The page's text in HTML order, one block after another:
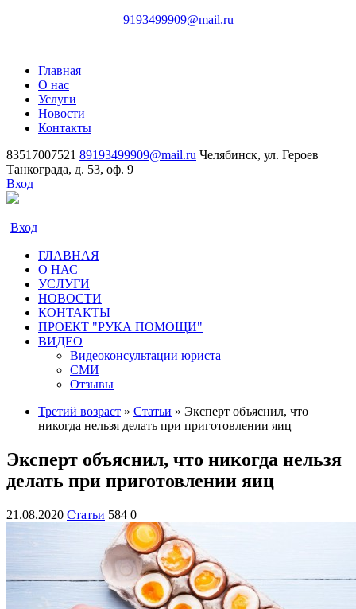
9193499909@mail.ru
Главная
О нас
Услуги
Новости
Контакты
83517007521 89193499909@mail.ru Челябинск, ул. Героев
Танкограда, д. 53, оф. 9
Вход
Вход
ГЛАВНАЯ
О НАС
УСЛУГИ
НОВОСТИ
КОНТАКТЫ
ПРОЕКТ "РУКА ПОМОЩИ"
ВИДЕО
Видеоконсультации юриста
СМИ
Отзывы
Третий возраст » Статьи » Эксперт объяснил, что
никогда нельзя делать при приготовлении яиц
Эксперт объяснил, что никогда нельзя
делать при приготовлении яиц
21.08.2020 Статьи 584 0